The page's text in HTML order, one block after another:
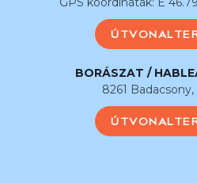
BORÁSZAT /
8261 Badacsony,